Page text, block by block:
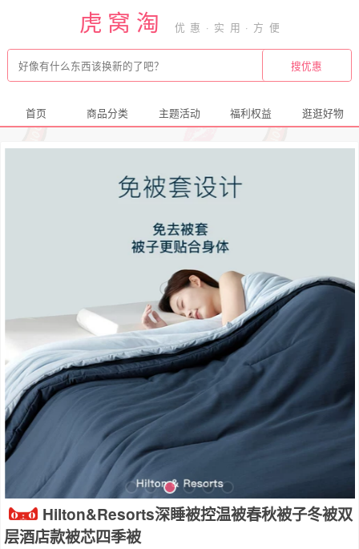
虎窝淘
首页 商品分类 主题活动 福利权益 逛逛好物
Hilton&Resorts深睡被控温被春秋被子冬被双
层酒店款被芯四季被